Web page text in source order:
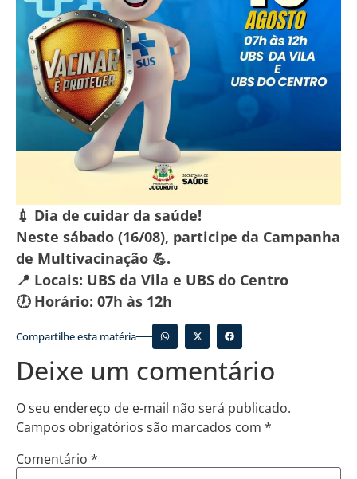
💉 Dia de cuidar da saúde!
Neste sábado (16/08), participe da Campanha
de Multivacinação 💪.
📍 Locais: UBS da Vila e UBS do Centro
🕖 Horário: 07h às 12h
Compartilhe esta matéria
Deixe um comentário
O seu endereço de e-mail não será publicado.
Campos obrigatórios são marcados com *
Comentário *